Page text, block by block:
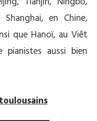
en Chine,
que Hanoï, au Viêt
aussi bien